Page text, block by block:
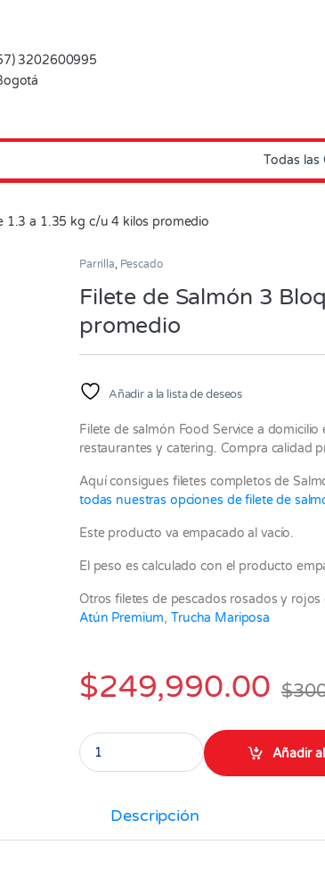
3202600995
1.3 a 1.35 kg c/u 4 kilos promedio
Parrilla, Pescado
Filete de Salmón 3
promedio
Añadir a la lista de deseos
Filete de salmón Food Service a
restaurantes y catering. Compra calidad
Aquí consigues filetes completos de
todas nuestras opciones de filete de
Este producto va empacado al vacío.
El peso es calculado con el producto
Otros filetes de pescados rosados y
Atún Premium,Trucha Mariposa
$249,990.00 $
Filete de Salmón 3 Bloques de 1.3 a
Añadir
Descripción